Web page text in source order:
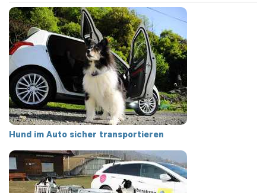
Hund im Auto sicher transportieren